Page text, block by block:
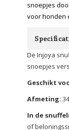
snoepjes
voor honden
De Injoya
snoepjes
Geschikt
Afmeting:
In de
of